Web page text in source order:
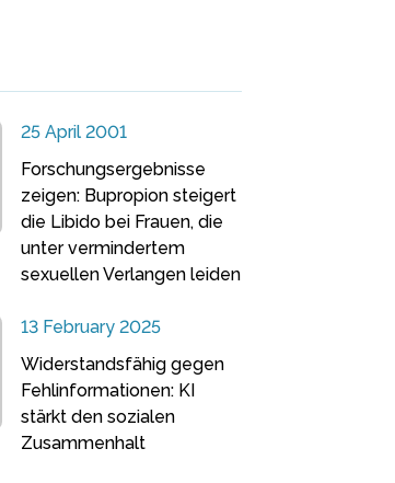
25 April 2001
Forschungsergebnisse
zeigen: Bupropion steigert
die Libido bei Frauen, die
unter vermindertem
sexuellen Verlangen leiden
13 February 2025
Widerstandsfähig gegen
Fehlinformationen: KI
stärkt den sozialen
Zusammenhalt